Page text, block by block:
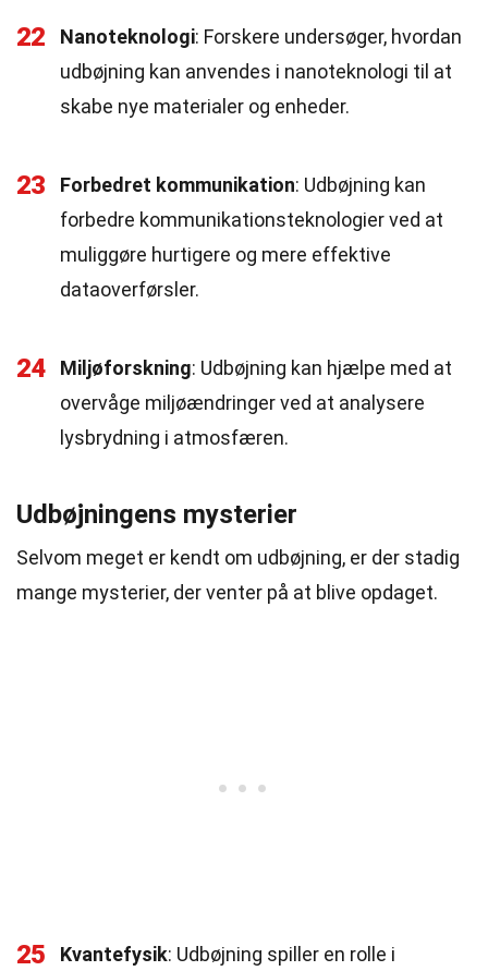
22 Nanoteknologi: Forskere undersøger, hvordan
udbøjning kan anvendes i nanoteknologi til at
skabe nye materialer og enheder.
23 Forbedret kommunikation: Udbøjning kan
forbedre kommunikationsteknologier ved at
muliggøre hurtigere og mere effektive
dataoverførsler.
24 Miljøforskning: Udbøjning kan hjælpe med at
overvåge miljøændringer ved at analysere
lysbrydning i atmosfæren.
Udbøjningens mysterier
Selvom meget er kendt om udbøjning, er der stadig
mange mysterier, der venter på at blive opdaget.
25 Kvantefysik: Udbøjning spiller en rolle i